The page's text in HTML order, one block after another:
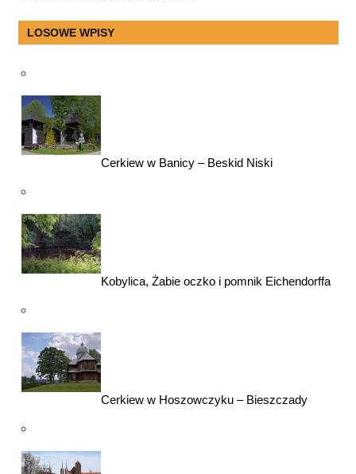
LOSOWE WPISY
Cerkiew w Banicy – Beskid Niski
Kobylica, Żabie oczko i pomnik Eichendorffa
Cerkiew w Hoszowczyku – Bieszczady